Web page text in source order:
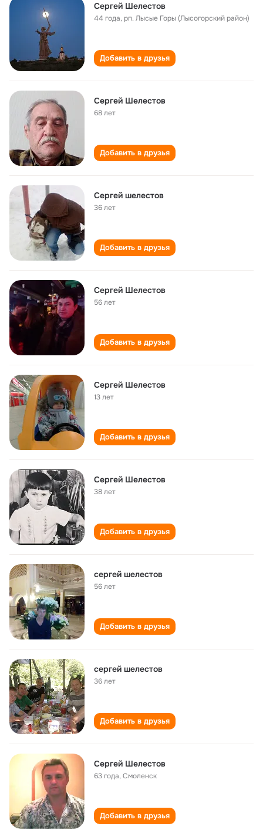
Сергей Шелестов
44 года,рп. Лысые Горы (Лысогорский район)
Добавить в друзья
Сергей Шелестов
68 лет
Добавить в друзья
Сергей шелестов
36 лет
Добавить в друзья
Сергей Шелестов
56 лет
Добавить в друзья
Сергей Шелестов
13 лет
Добавить в друзья
Сергей Шелестов
38 лет
Добавить в друзья
сергей шелестов
56 лет
Добавить в друзья
сергей шелестов
36 лет
Добавить в друзья
Сергей Шелестов
63 года,Смоленск
Добавить в друзья